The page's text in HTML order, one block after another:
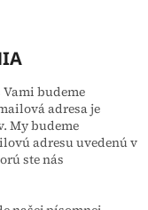
Vami budeme
adresa je
My budeme
adresu uvedenú v
ste nás